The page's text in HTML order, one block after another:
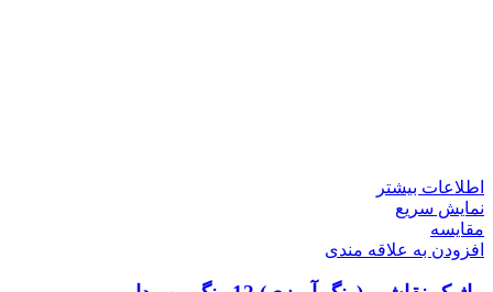
اطلاعات بیشتر
نمایش سریع
مقايسه
افزودن به علاقه مندی